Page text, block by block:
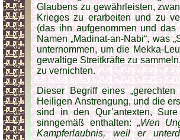
Glaubens zu gewährleisten,
Krieges zu erarbeiten und zu
(das ihn aufgenommen und
Namen „Madinat-an-Nabi“, was
unternommen, um die Mekka-
gewaltige Streitkräfte zu
zu vernichten.
Dieser Begriff eines
Heiligen Anstrengung, und die
sind in den Qur’antexten,
sinngemäß enthalten:„Wen
Kampferlaubnis, weil er